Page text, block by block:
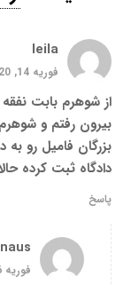
leila
فوریه 14, 2020 7:00 ق.ظ
از شوهرم بابت
بیرون رفتم و
بزرگان فامیل رو به
دادگاه ثبت کرده
پاسخ
فوریه 16, 2020 1:03 ب.ظ